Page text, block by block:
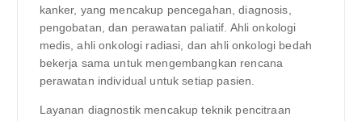
kanker, yang mencakup pencegahan, diagnosis,
pengobatan, dan perawatan paliatif. Ahli onkologi
medis, ahli onkologi radiasi, dan ahli onkologi bedah
bekerja sama untuk mengembangkan rencana
perawatan individual untuk setiap pasien.
Layanan diagnostik mencakup teknik pencitraan